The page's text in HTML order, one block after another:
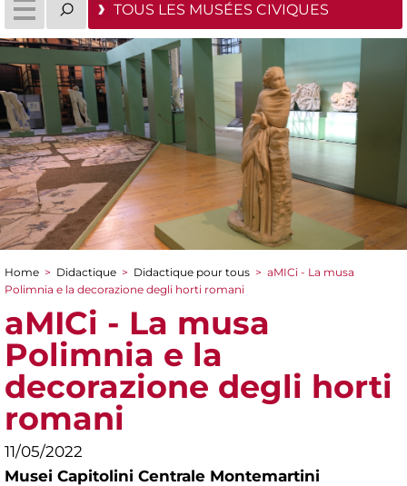
TOUS LES MUSÉES CIVIQUES
You are here
Home > Didactique > Didactique pour tous > aMICi - La musa
Polimnia e la decorazione degli horti romani
aMICi - La musa
Polimnia e la
decorazione degli horti
romani
11/05/2022
Musei Capitolini Centrale Montemartini